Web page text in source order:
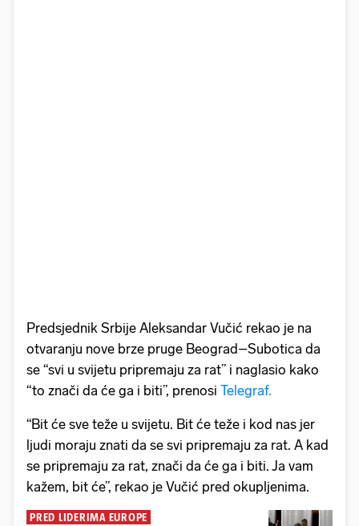
Predsjednik Srbije Aleksandar Vučić rekao je na
otvaranju nove brze pruge Beograd–Subotica da
se “svi u svijetu pripremaju za rat” i naglasio kako
“to znači da će ga i biti”, prenosi Telegraf.
“Bit će sve teže u svijetu. Bit će teže i kod nas jer
ljudi moraju znati da se svi pripremaju za rat. A kad
se pripremaju za rat, znači da će ga i biti. Ja vam
kažem, bit će”, rekao je Vučić pred okupljenima.
PRED LIDERIMA EUROPE